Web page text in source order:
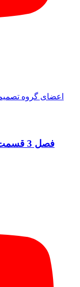
اعضای گروه